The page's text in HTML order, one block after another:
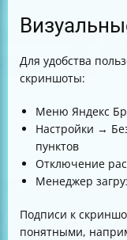
Для удобства
скриншоты:
Меню Яндекс
Настройки →
пунктов
Отключение
Менеджер
Подписи к
понятными,